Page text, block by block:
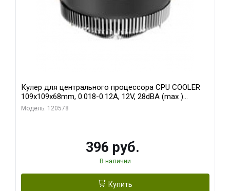
Кулер для центрального процессора CPU COOLER
109x109x68mm, 0.018-0.12A, 12V, 28dBA (max )
+/-10%
Модель: 120578
396 руб.
В наличии
Купить